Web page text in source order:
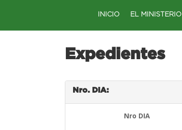
INICIO EL MINISTERIO
Expedientes
Nro. DIA:
Nro DIA